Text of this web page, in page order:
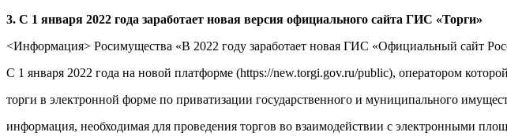
3. С 1 января 2022 года заработает новая версия официального сайта ГИС «Торги»
<Информация> Росимущества «В 2022 году заработает новая ГИС «Официальный сайт
С 1 января 2022 года на новой платформе (https://new.torgi.gov.ru/public), оператором
торги в электронной форме по приватизации государственного и муниципального
информация, необходимая для проведения торгов во взаимодействии с электронными